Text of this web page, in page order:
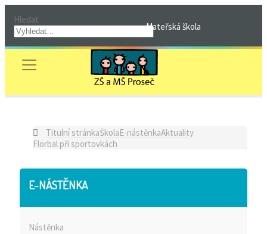
Hledat
Mateřská škola
Titulní stránkaŠkolaE-nástěnkaAktuality
Florbal při sportovkách
E-NÁSTĚNKA
Nástěnka